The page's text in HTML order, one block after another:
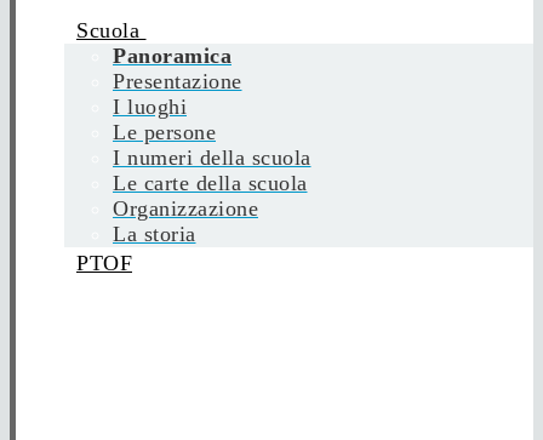
Scuola
Panoramica
Presentazione
I luoghi
Le persone
I numeri della scuola
Le carte della scuola
Organizzazione
La storia
PTOF